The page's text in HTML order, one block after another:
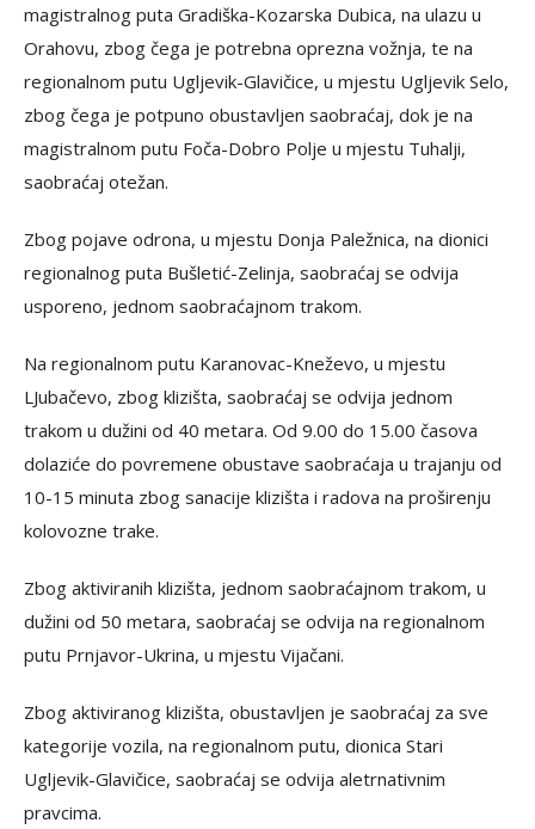
magistralnog puta Gradiška-Kozarska Dubica, na ulazu u
Orahovu, zbog čega je potrebna oprezna vožnja, te na
regionalnom putu Ugljevik-Glavičice, u mjestu Ugljevik Selo,
zbog čega je potpuno obustavljen saobraćaj, dok je na
magistralnom putu Foča-Dobro Polje u mjestu Tuhalji,
saobraćaj otežan.
Zbog pojave odrona, u mjestu Donja Paležnica, na dionici
regionalnog puta Bušletić-Zelinja, saobraćaj se odvija
usporeno, jednom saobraćajnom trakom.
Na regionalnom putu Karanovac-Kneževo, u mjestu
LJubačevo, zbog klizišta, saobraćaj se odvija jednom
trakom u dužini od 40 metara. Od 9.00 do 15.00 časova
dolaziće do povremene obustave saobraćaja u trajanju od
10-15 minuta zbog sanacije klizišta i radova na proširenju
kolovozne trake.
Zbog aktiviranih klizišta, jednom saobraćajnom trakom, u
dužini od 50 metara, saobraćaj se odvija na regionalnom
putu Prnjavor-Ukrina, u mjestu Vijačani.
Zbog aktiviranog klizišta, obustavljen je saobraćaj za sve
kategorije vozila, na regionalnom putu, dionica Stari
Ugljevik-Glavičice, saobraćaj se odvija aletrnativnim
pravcima.